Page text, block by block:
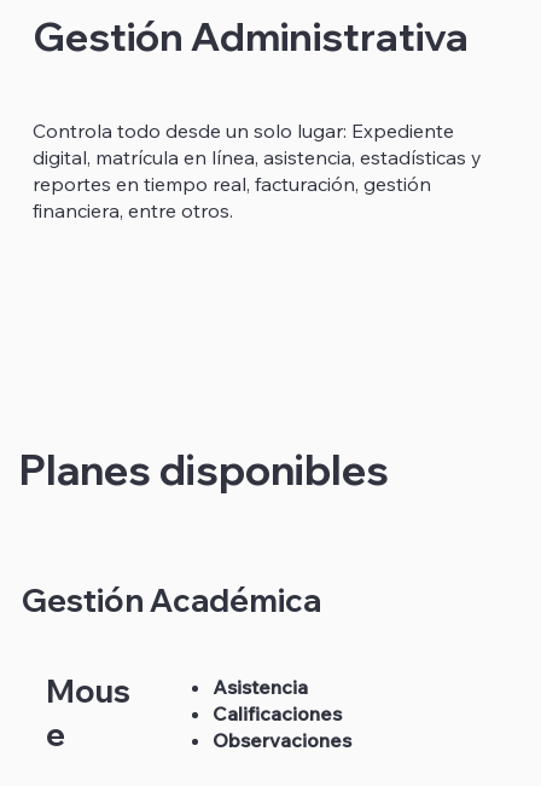
Controla todo desde un solo lugar: Expediente
digital, matrícula en línea, asistencia, estadísticas y
reportes en tiempo real, facturación, gestión
financiera, entre otros.
Gestión Administrativa
Planes disponibles
Gestión Académica
Asistencia
Calificaciones
Observaciones
Mous
e